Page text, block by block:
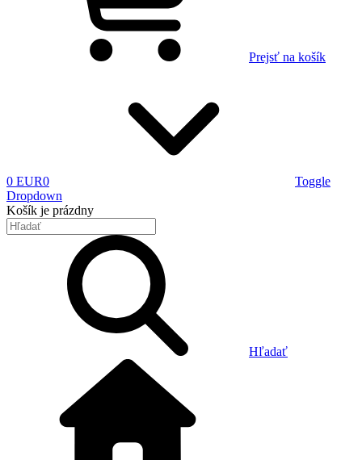
Prejsť na košík
0 EUR0
Toggle
Dropdown
Košík je prázdny
Hľadať